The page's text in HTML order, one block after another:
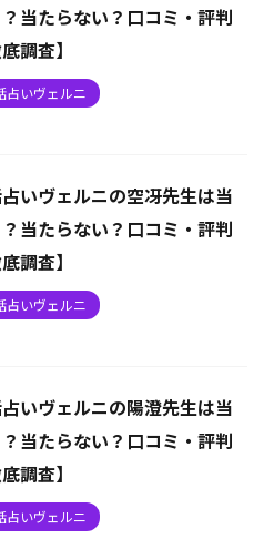
当たらない？口コミ・評判
底調査】
占いヴェルニ
いヴェルニの空冴先生は当
当たらない？口コミ・評判
底調査】
占いヴェルニ
いヴェルニの陽澄先生は当
当たらない？口コミ・評判
底調査】
占いヴェルニ